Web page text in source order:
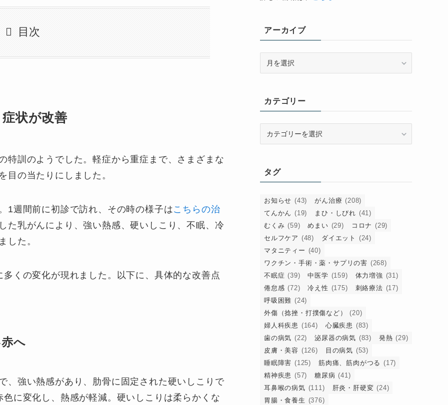
目次
状が改善
特訓のようでした。軽症から重症まで、さまざまな
目の当たりにしました。
1週間前に初診で訪れ、その時の様子はこちらの治
た乳がんにより、強い熱感、硬いしこり、不眠、冷
した。
くの変化が現れました。以下に、具体的な改善点
へ
、強い熱感があり、肋骨に固定された硬いしこりで
に変化し、熱感が軽減。硬いしこりは柔らかくな
アーカイブ
ブカテゴリー
ータグ
お知らせ (43) がん治療 (208)
てんかん (19) まひ・しびれ (41)
むくみ (59) めまい (29) コロナ (29)
セルフケア (48) ダイエット
(24)
マタニティー (40)
ワクチン・手術・薬・サプリの害 (268)
不眠症 (39) 中医学 (159) 体力増強 (31)
倦怠感 (72) 冷え性 (175) 刺絡療法 (17)
呼吸困難 (24)
外傷（捻挫・打撲傷など）
(20)
婦人科疾患 (164) 心臓疾患 (83)
歯の病気 (22) 泌尿器の病気 (83) 発熱 (29)
皮膚・美容 (126) 目の病気 (53)
睡眠障害 (125) 筋肉痛、筋肉がつる (17)
精神疾患 (57) 糖尿病 (41)
耳鼻喉の病気 (111) 肝炎・肝硬変 (24)
胃腸・食養生 (376)